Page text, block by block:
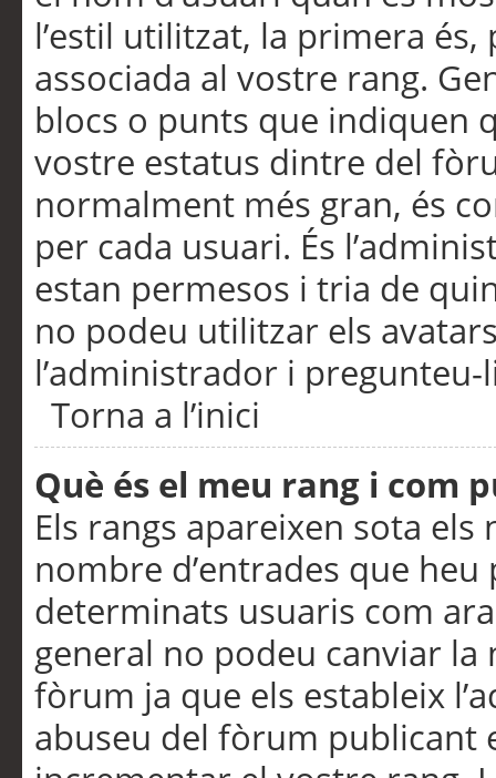
l’estil utilitzat, la primera
associada al vostre rang.
blocs o punts que indiquen
vostre estatus dintre del
normalment més gran, és
per cada usuari. És
estan permesos i tria de
no podeu utilitzar els
l’administrador i pregunteu-
Torna a l’inici
Què és el meu rang i com
Els rangs apareixen sota
nombre d’entrades que
determinats usuaris com
general no podeu canviar
fòrum ja que els estableix
abuseu del fòrum publicant